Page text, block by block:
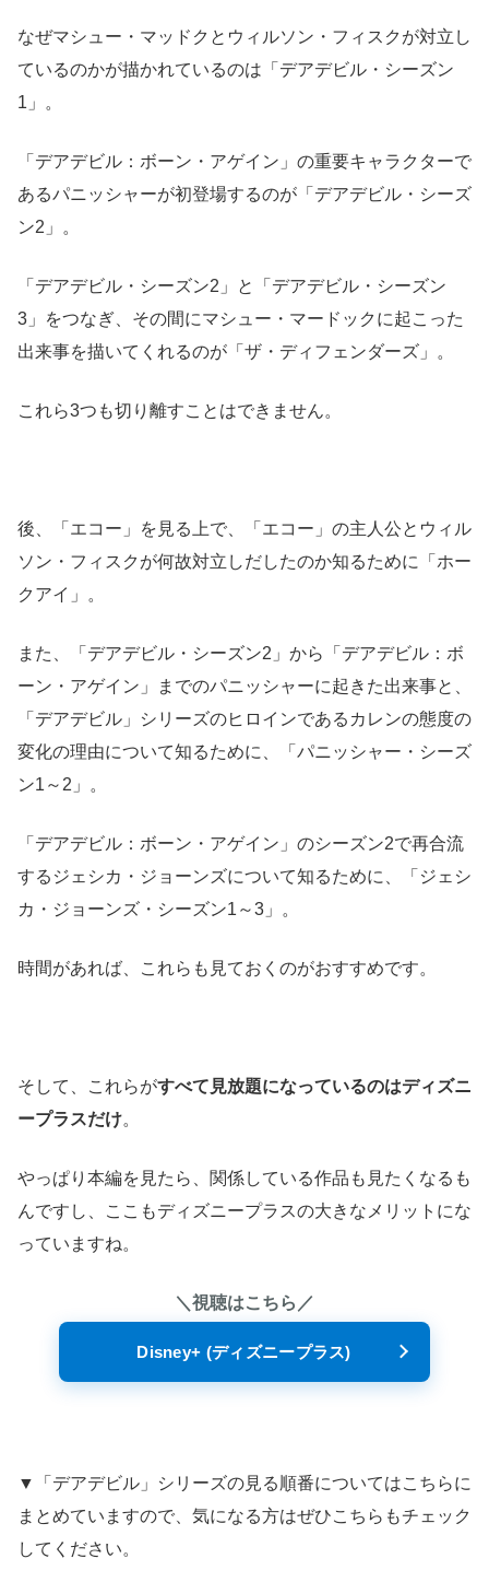
なぜマシュー・マッドクとウィルソン・フィスクが対立し
ているのかが描かれているのは「デアデビル・シーズン
1」。
「デアデビル：ボーン・アゲイン」の重要キャラクターで
あるパニッシャーが初登場するのが「デアデビル・シーズ
ン2」。
「デアデビル・シーズン2」と「デアデビル・シーズン
3」をつなぎ、その間にマシュー・マードックに起こった
出来事を描いてくれるのが「ザ・ディフェンダーズ」。
これら3つも切り離すことはできません。
後、「エコー」を見る上で、「エコー」の主人公とウィル
ソン・フィスクが何故対立しだしたのか知るために「ホー
クアイ」。
また、「デアデビル・シーズン2」から「デアデビル：ボ
ーン・アゲイン」までのパニッシャーに起きた出来事と、
「デアデビル」シリーズのヒロインであるカレンの態度の
変化の理由について知るために、「パニッシャー・シーズ
ン1～2」。
「デアデビル：ボーン・アゲイン」のシーズン2で再合流
するジェシカ・ジョーンズについて知るために、「ジェシ
カ・ジョーンズ・シーズン1～3」。
時間があれば、これらも見ておくのがおすすめです。
そして、これらがすべて見放題になっているのはディズニ
ープラスだけ。
やっぱり本編を見たら、関係している作品も見たくなるも
んですし、ここもディズニープラスの大きなメリットにな
っていますね。
＼視聴はこちら／
Disney+ (ディズニープラス)
▼「デアデビル」シリーズの見る順番についてはこちらに
まとめていますので、気になる方はぜひこちらもチェック
してください。